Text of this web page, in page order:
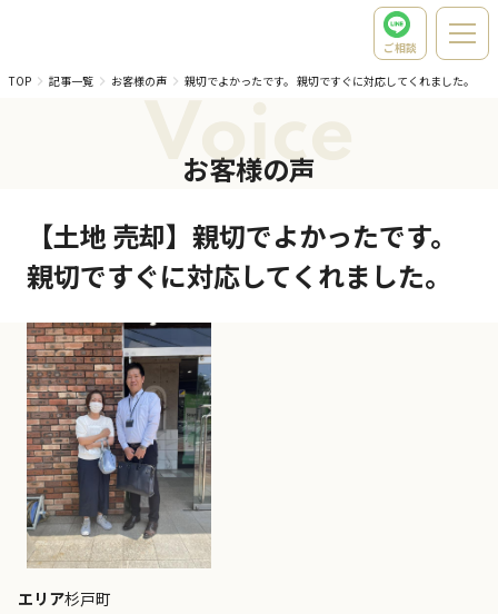
ご相談
TOP
記事一覧 お客様の声 親切でよかったです。 親切ですぐに対応してくれました。
Voice
お客様の声
【土地 売却】親切でよかったです。
親切ですぐに対応してくれました。
エリア杉戸町